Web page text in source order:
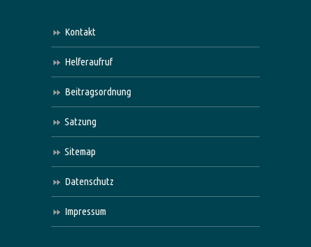
Kontakt
Helferaufruf
Beitragsordnung
Satzung
Sitemap
Datenschutz
Impressum